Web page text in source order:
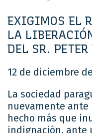
EXIGIMOS EL
LA
DEL SR.
12 de diciembre
La sociedad
nuevamente ante
hecho más que
indignación, ante